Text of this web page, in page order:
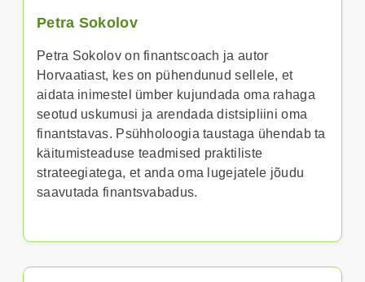
Petra Sokolov
Petra Sokolov on finantscoach ja autor
Horvaatiast, kes on pühendunud sellele, et
aidata inimestel ümber kujundada oma rahaga
seotud uskumusi ja arendada distsipliini oma
finantstavas. Psühholoogia taustaga ühendab ta
käitumisteaduse teadmised praktiliste
strateegiatega, et anda oma lugejatele jõudu
saavutada finantsvabadus.